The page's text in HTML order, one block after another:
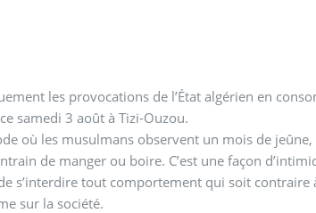
les provocations de l’État algérien en
samedi 3 août à Tizi-Ouzou.
où les musulmans observent un mois de
de manger ou boire. C’est une façon
s’interdire tout comportement qui soit
sur la société.